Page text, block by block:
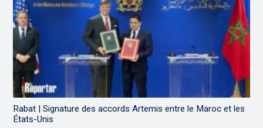
Rabat | Signature des accords Artemis entre le Maroc et les
États-Unis